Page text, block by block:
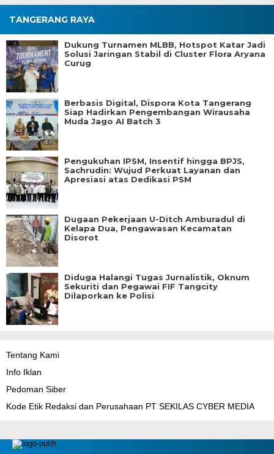
TANGERANG RAYA
Dukung Turnamen MLBB, Hotspot Katar Jadi
Solusi Jaringan Stabil di Cluster Flora Aryana
Curug
Berbasis Digital, Dispora Kota Tangerang
Siap Hadirkan Pengembangan Wirausaha
Muda Jago AI Batch 3
Pengukuhan IPSM, Insentif hingga BPJS,
Sachrudin: Wujud Perkuat Layanan dan
Apresiasi atas Dedikasi PSM
Dugaan Pekerjaan U-Ditch Amburadul di
Kelapa Dua, Pengawasan Kecamatan
Disorot
Diduga Halangi Tugas Jurnalistik, Oknum
Sekuriti dan Pegawai FIF Tangcity
Dilaporkan ke Polisi
Tentang Kami
Info Iklan
Pedoman Siber
Kode Etik Redaksi dan Perusahaan PT SEKILAS CYBER MEDIA